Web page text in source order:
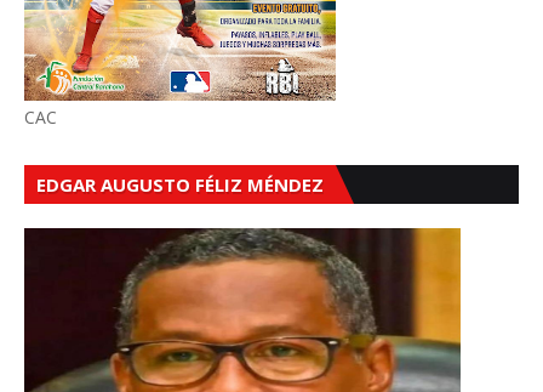
CAC
EDGAR AUGUSTO FÉLIZ MÉNDEZ